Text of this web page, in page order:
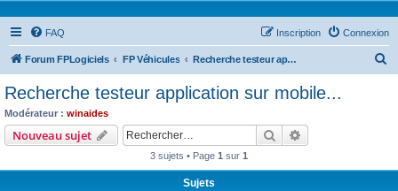
FAQ Connexion
Inscription
Forum FPLogiciels FP Véhicules Recherche testeur application sur mobile...
Recherche testeur application sur mobile...
Modérateur : winaides
Nouveau sujet Rechercher
3 sujets • Page 1 sur 1
Sujets